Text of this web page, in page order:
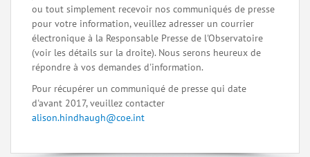
ou tout simplement recevoir nos communiqués de presse
pour votre information, veuillez adresser un courrier
électronique à la Responsable Presse de l'Observatoire
(voir les détails sur la droite). Nous serons heureux de
répondre à vos demandes d'information.
Pour récupérer un communiqué de presse qui date
d'avant 2017, veuillez contacter
alison.hindhaugh@coe.int